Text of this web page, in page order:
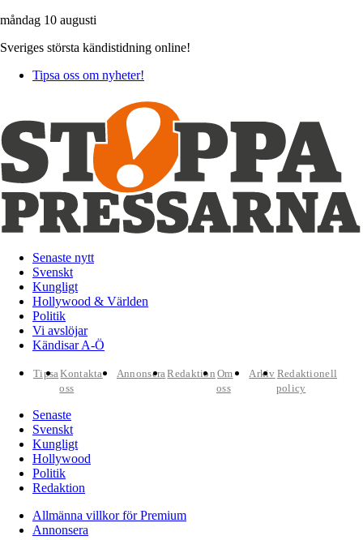
måndag 10 augusti
Sveriges största kändistidning online!
Tipsa oss om nyheter!
Senaste nytt
Svenskt
Kungligt
Hollywood & Världen
Politik
Vi avslöjar
Kändisar A-Ö
TipsaKontakta
oss
AnnonseraRedaktion Om
oss
Arkiv Redaktionell
policy
Senaste
Svenskt
Kungligt
Hollywood
Politik
Redaktion
Allmänna villkor för Premium
Annonsera